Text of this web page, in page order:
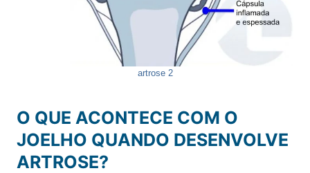
artrose 2
O QUE ACONTECE COM O
JOELHO QUANDO DESENVOLVE
ARTROSE?